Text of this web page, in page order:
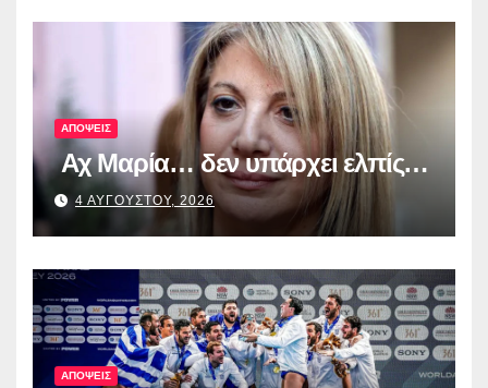
για τη διαφάνεια και τη
λογοδοσία»
ΑΠΟΨΕΙΣ
Αχ Μαρία… δεν υπάρχει ελπίς…
4 ΑΥΓΟΥΣΤΟΥ, 2026
ΑΠΟΨΕΙΣ